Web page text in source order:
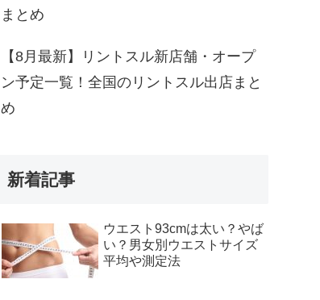
まとめ
【8月最新】リントスル新店舗・オープ
ン予定一覧！全国のリントスル出店まと
め
新着記事
ウエスト93cmは太い？やば
い？男女別ウエストサイズ
平均や測定法